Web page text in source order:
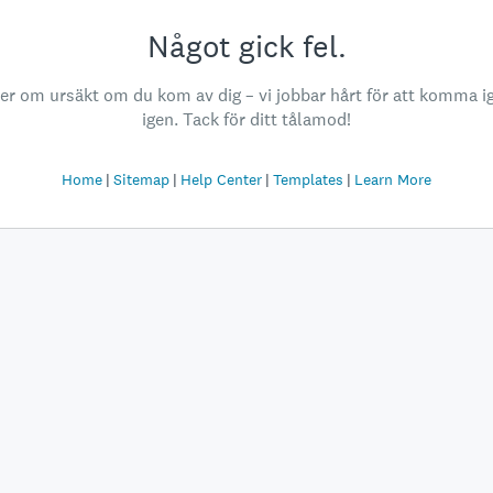
Något gick fel.
om ursäkt om du kom av dig – vi jobbar hårt för att komma
igen. Tack för ditt tålamod!
Home Sitemap Help Center Templates Learn More